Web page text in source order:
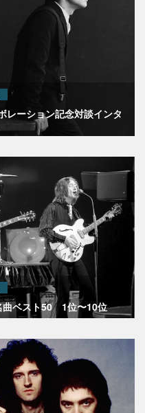
レーション記念対談インタ
曲ベスト50 1位〜10位